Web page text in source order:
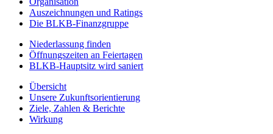
Auszeichnungen und Ratings
Die BLKB-Finanzgruppe
Niederlassung finden
Öffnungszeiten an Feiertagen
BLKB-Hauptsitz wird saniert
Übersicht
Unsere Zukunftsorientierung
Ziele, Zahlen & Berichte
Wirkung